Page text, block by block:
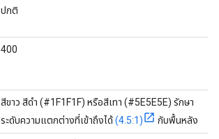
ปกติ
400
สีขาว สีดำ (#1F1F1F) หรือสีเทา (#5E5E5E) รักษา
ระดับความแตกต่างที่เข้าถึงได้(4.5:1) กับพื้นหลัง